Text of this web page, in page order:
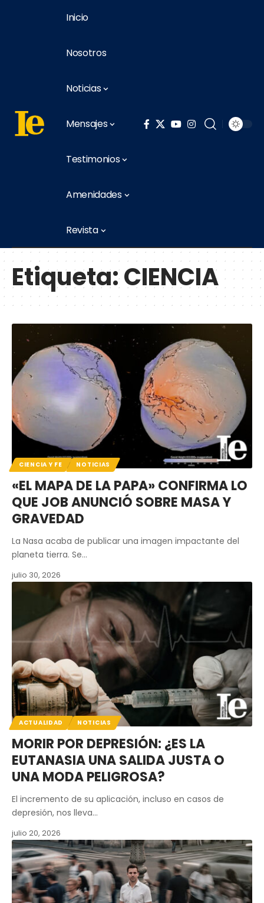
Inicio
Nosotros
Noticias
Mensajes
Testimonios
Amenidades
Revista
Etiqueta:CIENCIA
CIENCIA Y FE NOTICIAS
«EL MAPA DE LA PAPA» CONFIRMA LO
QUE JOB ANUNCIÓ SOBRE MASA Y
GRAVEDAD
La Nasa acaba de publicar una imagen impactante del
planeta tierra. Se…
julio 30, 2026
ACTUALIDAD NOTICIAS
MORIR POR DEPRESIÓN: ¿ES LA
EUTANASIA UNA SALIDA JUSTA O
UNA MODA PELIGROSA?
El incremento de su aplicación, incluso en casos de
depresión, nos lleva…
julio 20, 2026